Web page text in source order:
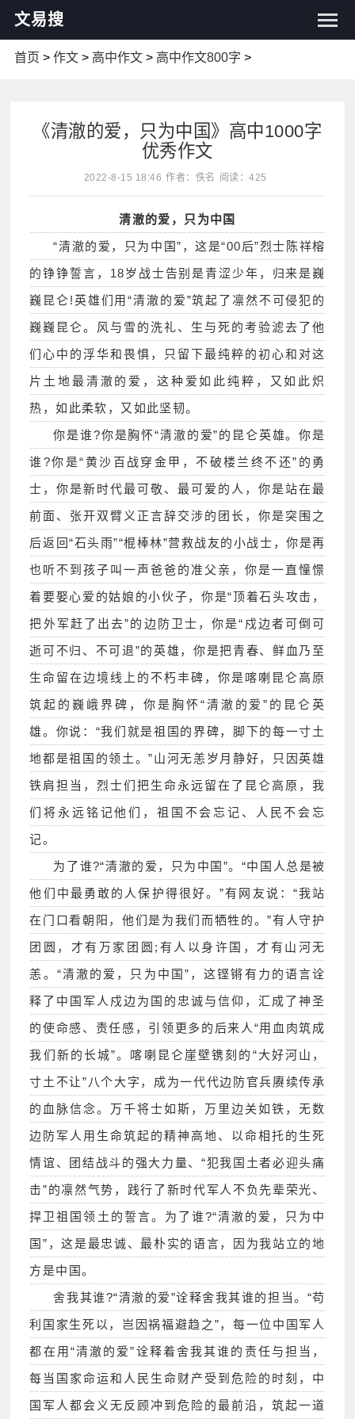
文易搜
首页 > 作文> 高中作文> 高中作文800字 >
《清澈的爱，只为中国》高中1000字
优秀作文
2022-8-15 18:46 作者：佚名 阅读：425
清澈的爱，只为中国
“清澈的爱，只为中国”，这是“00后”烈士陈祥榕
的铮铮誓言，18岁战士告别是青涩少年，归来是巍
巍昆仑!英雄们用“清澈的爱”筑起了凛然不可侵犯的
巍巍昆仑。风与雪的洗礼、生与死的考验滤去了他
们心中的浮华和畏惧，只留下最纯粹的初心和对这
片土地最清澈的爱，这种爱如此纯粹，又如此炽
热，如此柔软，又如此坚韧。
你是谁?你是胸怀“清澈的爱”的昆仑英雄。你是
谁?你是“黄沙百战穿金甲，不破楼兰终不还”的勇
士，你是新时代最可敬、最可爱的人，你是站在最
前面、张开双臂义正言辞交涉的团长，你是突围之
后返回“石头雨”“棍棒林”营救战友的小战士，你是再
也听不到孩子叫一声爸爸的准父亲，你是一直憧憬
着要娶心爱的姑娘的小伙子，你是“顶着石头攻击，
把外军赶了出去”的边防卫士，你是“戍边者可倒可
逝可不归、不可退”的英雄，你是把青春、鲜血乃至
生命留在边境线上的不朽丰碑，你是喀喇昆仑高原
筑起的巍峨界碑，你是胸怀“清澈的爱”的昆仑英
雄。你说：“我们就是祖国的界碑，脚下的每一寸土
地都是祖国的领土。”山河无恙岁月静好，只因英雄
铁肩担当，烈士们把生命永远留在了昆仑高原，我
们将永远铭记他们，祖国不会忘记、人民不会忘
记。
为了谁?“清澈的爱，只为中国”。“中国人总是被
他们中最勇敢的人保护得很好。”有网友说：“我站
在门口看朝阳，他们是为我们而牺牲的。”有人守护
团圆，才有万家团圆;有人以身许国，才有山河无
恙。“清澈的爱，只为中国”，这铿锵有力的语言诠
释了中国军人戍边为国的忠诚与信仰，汇成了神圣
的使命感、责任感，引领更多的后来人“用血肉筑成
我们新的长城”。喀喇昆仑崖壁镌刻的“大好河山，
寸土不让”八个大字，成为一代代边防官兵赓续传承
的血脉信念。万千将士如斯，万里边关如铁，无数
边防军人用生命筑起的精神高地、以命相托的生死
情谊、团结战斗的强大力量、“犯我国土者必迎头痛
击”的凛然气势，践行了新时代军人不负先辈荣光、
捍卫祖国领土的誓言。为了谁?“清澈的爱，只为中
国”，这是最忠诚、最朴实的语言，因为我站立的地
方是中国。
舍我其谁?“清澈的爱”诠释舍我其谁的担当。“苟
利国家生死以，岂因祸福避趋之”，每一位中国军人
都在用“清澈的爱”诠释着舍我其谁的责任与担当，
每当国家命运和人民生命财产受到危险的时刻，中
国军人都会义无反顾冲到危险的最前沿，筑起一道